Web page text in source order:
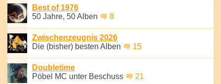
Best of 1976
50 Jahre, 50 Alben
8
Zwischenzeugnis 2026
Die (bisher) besten Alben
15
Doubletime
Pöbel MC unter Beschuss
21